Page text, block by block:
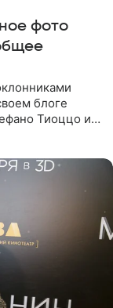
фото
блоге
Тиоццо и